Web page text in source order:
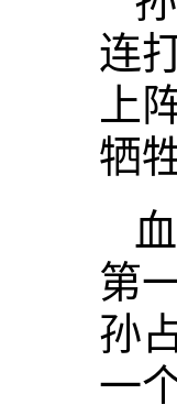
连
上
牺
第
孙
一